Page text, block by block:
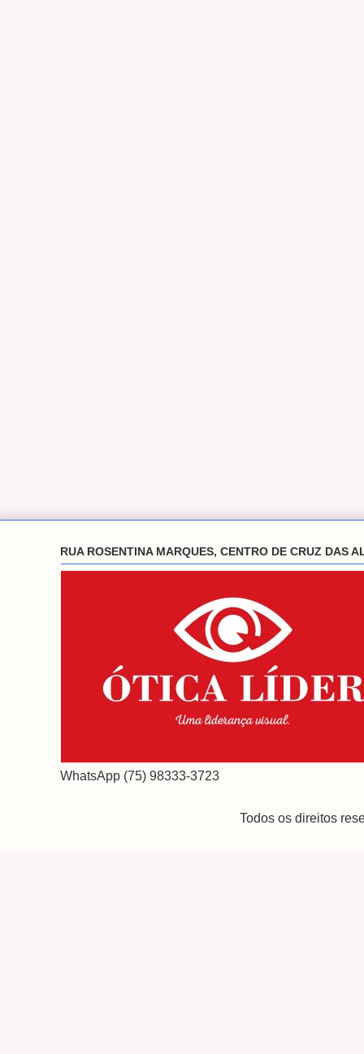
RUA ROSENTINA MARQUES, CENTRO DE CRUZ DAS
WhatsApp (75) 98333-3723
Todos os direitos